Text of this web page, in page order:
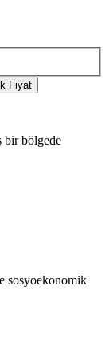
Fiyat
bir bölgede
sosyoekonomik